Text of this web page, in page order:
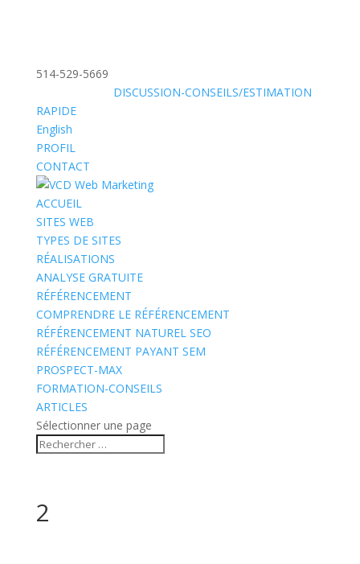
514-529-5669
DISCUSSION-CONSEILS/ESTIMATION
RAPIDE
English
PROFIL
CONTACT
ACCUEIL
SITES WEB
TYPES DE SITES
RÉALISATIONS
ANALYSE GRATUITE
RÉFÉRENCEMENT
COMPRENDRE LE RÉFÉRENCEMENT
RÉFÉRENCEMENT NATUREL SEO
RÉFÉRENCEMENT PAYANT SEM
PROSPECT-MAX
FORMATION-CONSEILS
ARTICLES
Sélectionner une page
2